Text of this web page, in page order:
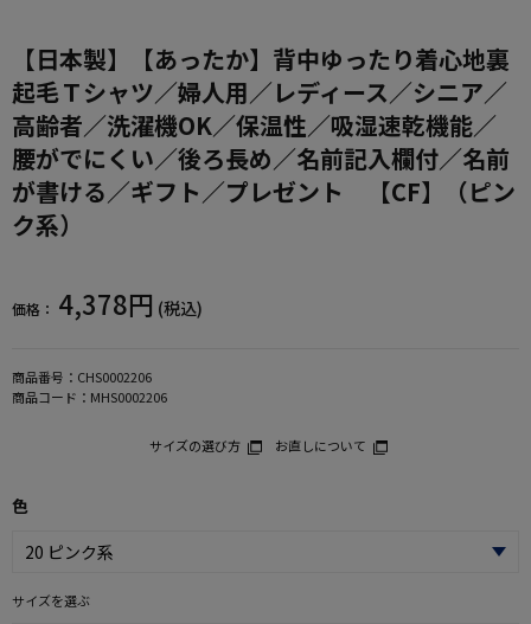
【日本製】【あったか】背中ゆったり着心地裏
起毛Ｔシャツ／婦人用／レディース／シニア／
高齢者／洗濯機OK／保温性／吸湿速乾機能／
腰がでにくい／後ろ長め／名前記入欄付／名前
が書ける／ギフト／プレゼント 【CF】（ピン
ク系）
価格： 4,378円 (税込)
商品番号： CHS0002206
商品コード： MHS0002206
サイズの選び方 お直しについて
色
サイズを選ぶ